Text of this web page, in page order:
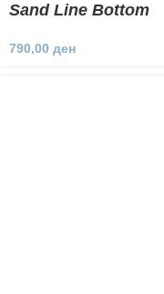
Sand Line Bottom
790,00 ден